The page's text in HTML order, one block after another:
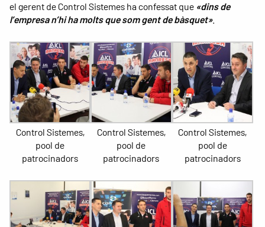
el gerent de Control Sistemes ha confessat que «dins de
l’empresa n’hi ha molts que som gent de bàsquet».
Control Sistemes,
pool de
patrocinadors
Control Sistemes,
pool de
patrocinadors
Control Sistemes,
pool de
patrocinadors